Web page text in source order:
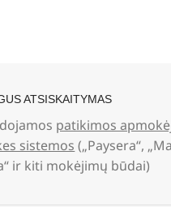
ATSISKAITYMAS
patikimos
sistemos („Paysera“,
ir kiti mokėjimų būdai)